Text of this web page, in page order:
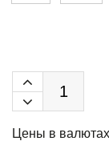
Цены в